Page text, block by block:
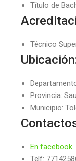
Título de
Técnico
Provincia:
Municipio:
En facebook
Telf: